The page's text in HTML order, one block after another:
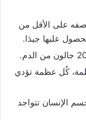
على الأقل من
عليها جيدَا.
وحدها تتكون من 29عظمة، كُل عظمة تؤدي
الإنسان تتواجد